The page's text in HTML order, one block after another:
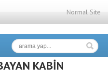
Normal Site
KABİN